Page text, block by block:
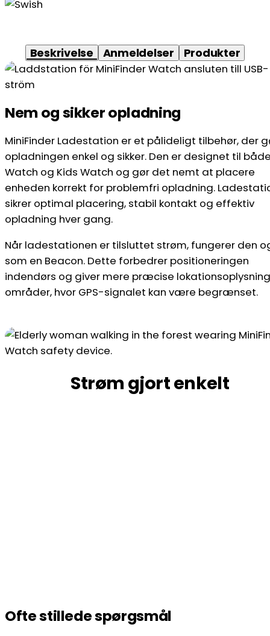
Beskrivelse Anmeldelser Produkter
Nem og sikker opladning
MiniFinder Ladestation er et pålideligt tilbehør, der
opladningen enkel og sikker. Den er designet til
Watch og Kids Watch og gør det nemt at placere
enheden korrekt for problemfri opladning.
sikrer optimal placering, stabil kontakt og effektiv
opladning hver gang.
Når ladestationen er tilsluttet strøm, fungerer den
som en Beacon. Dette forbedrer positioneringen
indendørs og giver mere præcise
områder, hvor GPS-signalet kan være begrænset.
Strøm gjort enkelt
Ofte stillede spørgsmål